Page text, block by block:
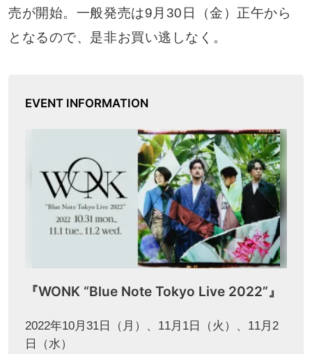
売が開始。一般発売は9月30日（金）正午から
となるので、是非お買い逃しなく。
EVENT INFORMATION
『WONK “Blue Note Tokyo Live 2022”』
2022年10月31日（月）、11月1日（火）、11月2
日（水）